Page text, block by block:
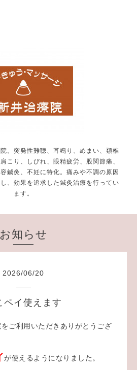
。突発性難聴、耳鳴り、めまい、頚椎
こり、しびれ、眼精疲労、股関節痛、
鍼灸、不妊に特化。痛みや不調の原因
、効果を追求した鍼灸治療を行ってい
ます。
お知らせ
2026/06/20
ペイ使えます
ご利用いただきありがとうござ
が使えるようになりました。